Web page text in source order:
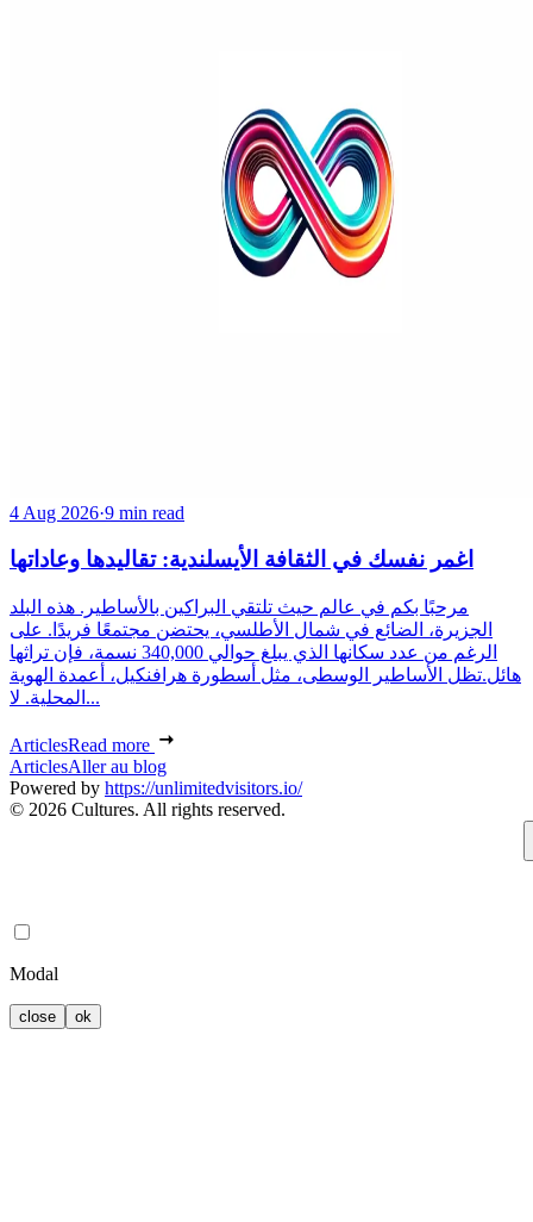
4 Aug 2026·9 min read
اغمر نفسك في الثقافة الأيسلندية: تقاليدها وعاداتها
مرحبًا بكم في عالم حيث تلتقي البراكين بالأساطير. هذه البلد
الجزيرة، الضائع في شمال الأطلسي، يحتضن مجتمعًا فريدًا. على
الرغم من عدد سكانها الذي يبلغ حوالي 340,000 نسمة، فإن تراثها
هائل.تظل الأساطير الوسطى، مثل أسطورة هرافنكيل، أعمدة الهوية
المحلية. لا...
ArticlesRead more
ArticlesAller au blog
Powered by https://unlimitedvisitors.io/
© 2026 Cultures. All rights reserved.
Modal
close ok